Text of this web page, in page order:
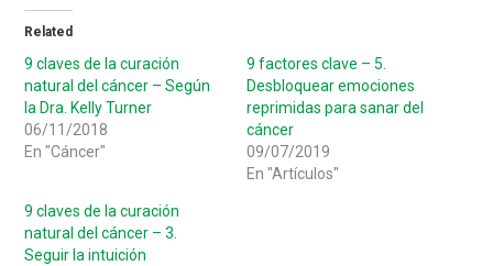
Related
9 claves de la curación
natural del cáncer – Según
la Dra. Kelly Turner
06/11/2018
En "Cáncer"
9 factores clave – 5.
Desbloquear emociones
reprimidas para sanar del
cáncer
09/07/2019
En "Artículos"
9 claves de la curación
natural del cáncer – 3.
Seguir la intuición